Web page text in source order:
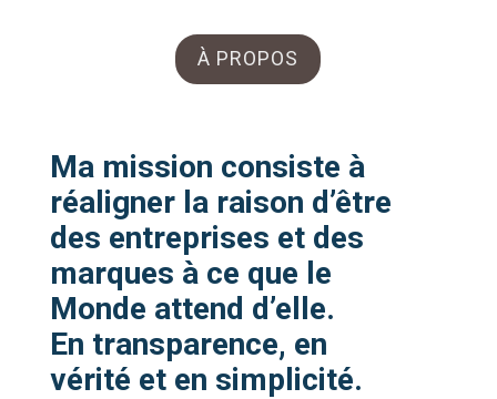
À PROPOS
Ma mission consiste à
réaligner la raison d’être
des entreprises et des
marques à ce que le
Monde attend d’elle.
En transparence, en
vérité et en simplicité.